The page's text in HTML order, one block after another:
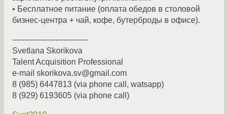
• Бесплатное питание (оплата обедов в столовой
бизнес-центра + чай, кофе, бутерброды в офисе).
------------------------------
Svetlana Skorikova
Talent Acquisition Professional
e-mail skorikova.sv@gmail.com
8 (985) 6447813 (via phone call, watsapp)
8 (929) 6193605 (via phone call)